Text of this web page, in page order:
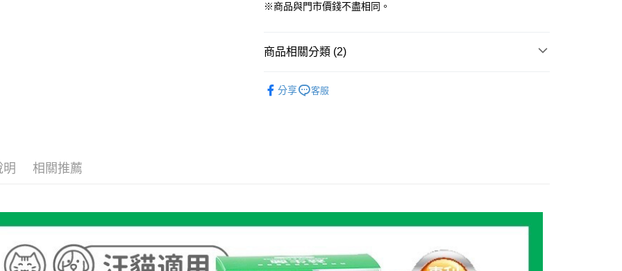
悠遊付
ATM付款
貨到付款
每筆NT$80，滿NT$1,500(含以上)免運費
※商品與門市價錢不盡相同。
商品相關分類 (2)
分享 客服
明 相關推薦